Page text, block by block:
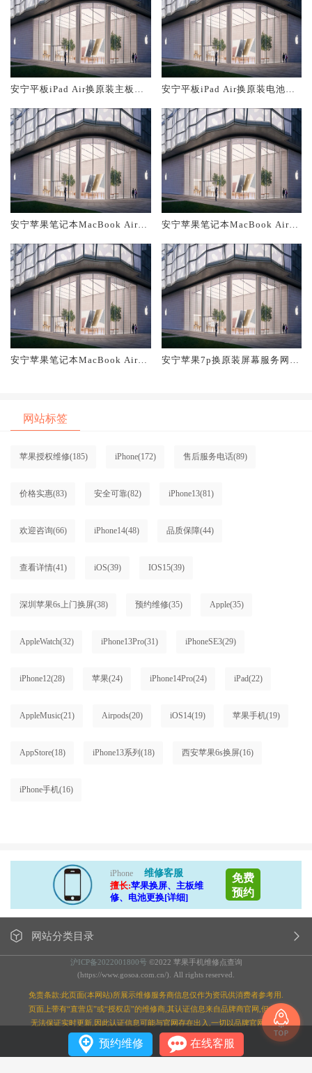
安宁平板iPad Air换原装主板维
安宁平板iPad Air换原装电池维
安宁苹果笔记本MacBook Air换
安宁苹果笔记本MacBook Air换
安宁苹果笔记本MacBook Air换
安宁苹果7p换原装屏幕服务网点
网站标签
苹果授权维修(185) iPhone(172) 售后服务电话(89)
价格实惠(83) 安全可靠(82) iPhone13(81)
欢迎咨询(66) iPhone14(48) 品质保障(44)
查看详情(41) iOS(39) IOS15(39)
深圳苹果6s上门换屏(38) 预约维修(35) Apple(35)
AppleWatch(32) iPhone13Pro(31) iPhoneSE3(29)
iPhone12(28) 苹果(24) iPhone14Pro(24) iPad(22)
AppleMusic(21) Airpods(20) iOS14(19) 苹果手机(19)
AppStore(18) iPhone13系列 (18) 西安苹果6s换屏(16)
iPhone手机(16)
iPhone
维修客服
擅长:苹果换屏、主板维
修、电池更换[详细]
免费
预约
网站分类目录
沪ICP备2022001800号 ©2022 苹果手机维修点查询
(https://www.gosoa.com.cn/). All rights reserved.
免责条款:此页面(本网站)所展示维修服务商信息仅作为资讯供消费者参考用.
页面上带有“直营店”或“授权店”的维修商,其认证信息来自品牌商官网,但本站
无法保证实时更新,因此认证信息可能与官网存在出入,一切以品牌官网为准;
预约维修 在线客服